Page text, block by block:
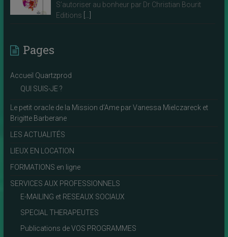
S’autoriser au bonheur par Dr Christian Bourit
Editions
Pages
Accueil Quartzprod
QUI SUIS-JE ?
Le petit oracle de la Mission d’Ame par Vanessa Mielczareck et
Brigitte Barberane
LES ACTUALITÉS
LIEUX EN LOCATION
FORMATIONS en ligne
SERVICES AUX PROFESSIONNELS
E-MAILING et RESEAUX SOCIAUX
SPECIAL THERAPEUTES
Publications de VOS PROGRAMMES